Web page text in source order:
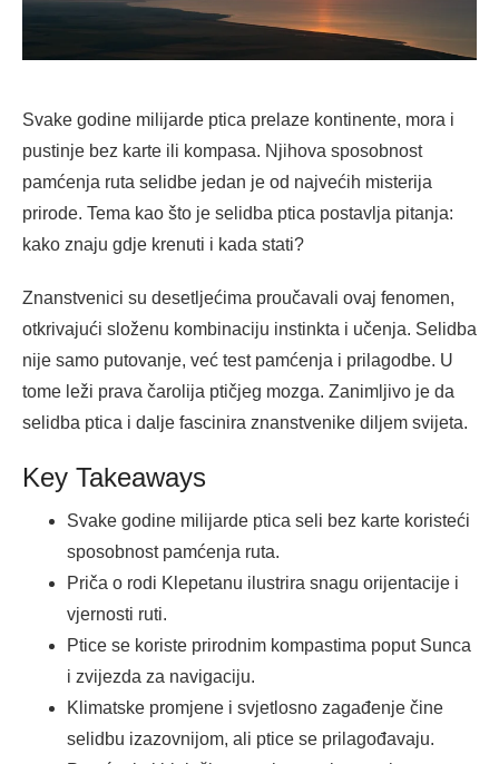
Svake godine milijarde ptica prelaze kontinente, mora i
pustinje bez karte ili kompasa. Njihova sposobnost
pamćenja ruta selidbe jedan je od najvećih misterija
prirode. Tema kao što je selidba ptica postavlja pitanja:
kako znaju gdje krenuti i kada stati?
Znanstvenici su desetljećima proučavali ovaj fenomen,
otkrivajući složenu kombinaciju instinkta i učenja. Selidba
nije samo putovanje, već test pamćenja i prilagodbe. U
tome leži prava čarolija ptičjeg mozga. Zanimljivo je da
selidba ptica i dalje fascinira znanstvenike diljem svijeta.
Key Takeaways
Svake godine milijarde ptica seli bez karte koristeći
sposobnost pamćenja ruta.
Priča o rodi Klepetanu ilustrira snagu orijentacije i
vjernosti ruti.
Ptice se koriste prirodnim kompastima poput Sunca
i zvijezda za navigaciju.
Klimatske promjene i svjetlosno zagađenje čine
selidbu izazovnijom, ali ptice se prilagođavaju.